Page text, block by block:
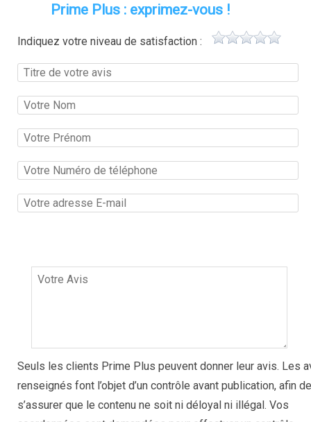
Prime Plus : exprimez-vous !
Indiquez votre niveau de satisfaction :
Seuls les clients Prime Plus peuvent donner leur avis. Les
renseignés font l’objet d’un contrôle avant publication, afin de
s’assurer que le contenu ne soit ni déloyal ni illégal. Vos